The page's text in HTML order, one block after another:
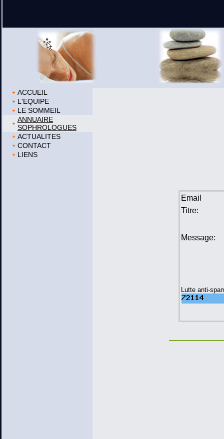
ACCUEIL
L'EQUIPE
LE SOMMEIL
ANNUAIRE
SOPHROLOGUES
ACTUALITES
CONTACT
LIENS
Email
Titre:
Message:
Lutte anti-